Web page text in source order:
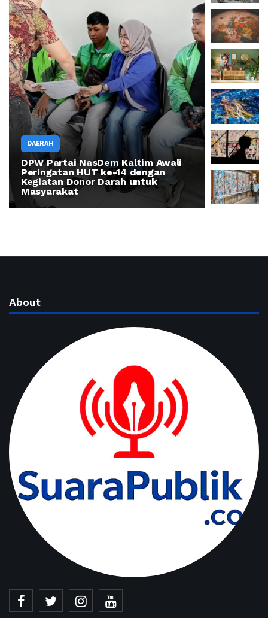
DAERAH
DPW Partai NasDem Kaltim Awali
Peringatan HUT ke-14 dengan
Kegiatan Donor Darah untuk
Masyarakat
DAERAH
How
can
About